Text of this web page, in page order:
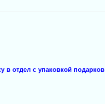
в отдел с упаковкой подарков